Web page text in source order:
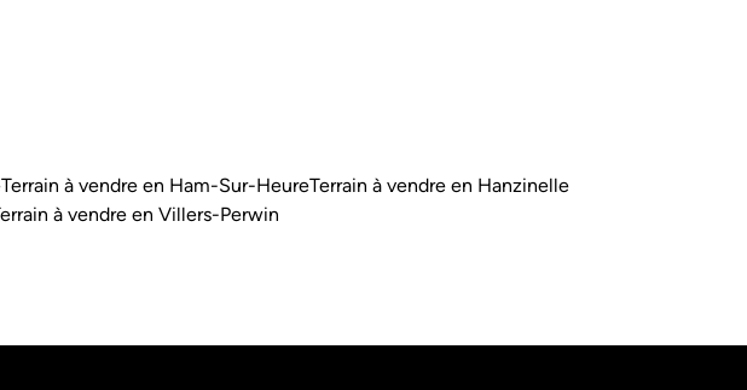
Terrain à vendre en Ham-Sur-HeureTerrain à vendre en Hanzinelle
à vendre en Villers-Perwin